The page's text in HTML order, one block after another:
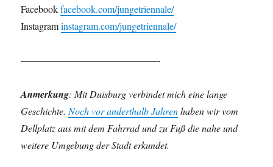
Facebookfacebook.com/jungetriennale/
Instagraminstagram.com/jungetriennale/
——————————————-
Anmerkung: Mit Duisburg verbindet mich eine lange
Geschichte.Noch vor anderthalb Jahrenhaben wir vom
Dellplatz aus mit dem Fahrrad und zu Fuß die nahe und
weitere Umgebung der Stadt erkundet.